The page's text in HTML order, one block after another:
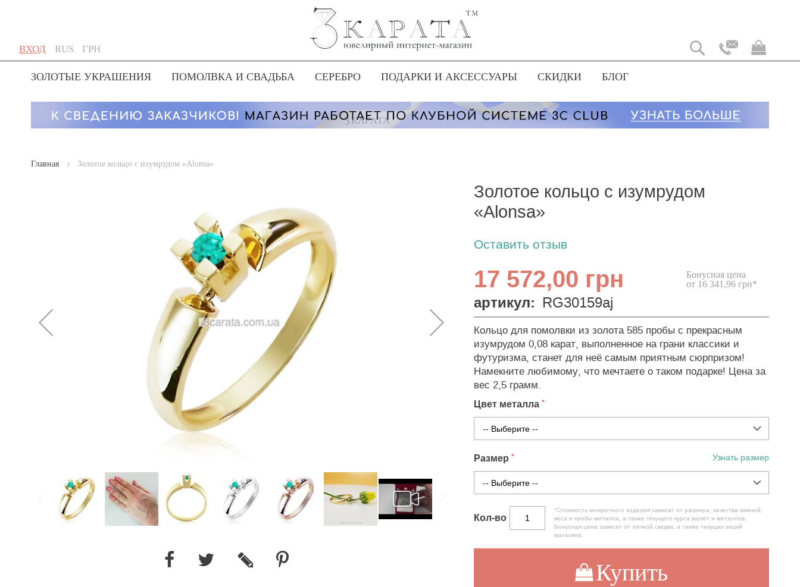
ВХОД
Skip
to
Content
Язык
RUS
Моя
Валюта
ГРН
ЗОЛОТЫЕ УКРАШЕНИЯ ПОМОЛВКА И СВАДЬБА СЕРЕБРО ПОДАРКИ И АКСЕССУАРЫ СКИДКИ БЛОГ
Главная Золотое кольцо с изумрудом «Alonsa»
Золотое кольцо с изумрудом
«Alonsa»
Оставить отзыв
17 572,00 грн
Бонусная цена
от 16 341,96 грн*
артикул: RG30159aj
Кольцо для помолвки из золота 585 пробы с прекрасным
изумрудом 0,08 карат, выполненное на грани классики и
футуризма, станет для неё самым приятным сюрпризом!
Намекните любимому, что мечтаете о таком подарке! Цена за
вес 2,5 грамм.
Цвет металла
Размер Узнать размер
Кол-во
*Стоимость конкретного изделия зависит от размера, качества камней,
веса и пробы металла, а также текущего курса валют и металлов.
Бонусная цена зависит от личной скидки, а также текущих акций
магазина.
Купить